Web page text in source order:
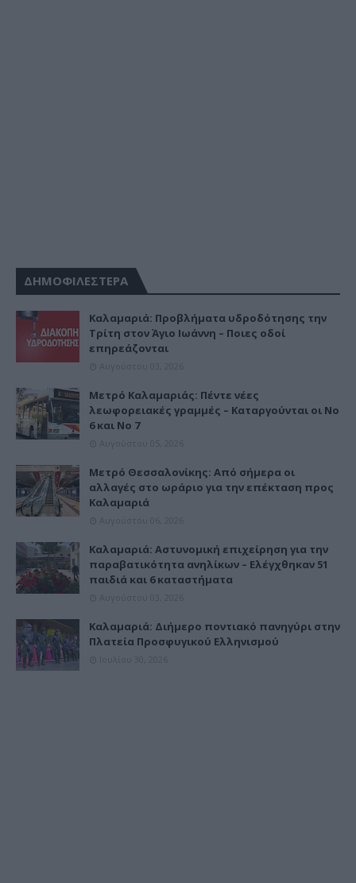
ΔΗΜΟΦΙΛΕΣΤΕΡΑ
Καλαμαριά: Προβλήματα υδροδότησης την
Τρίτη στον Άγιο Ιωάννη – Ποιες οδοί
επηρεάζονται
Μετρό Καλαμαριάς: Πέντε νέες
λεωφορειακές γραμμές – Καταργούνται οι Νο
6 και Νο 7
Μετρό Θεσσαλονίκης: Από σήμερα οι
αλλαγές στο ωράριο για την επέκταση προς
Καλαμαριά
Καλαμαριά: Αστυνομική επιχείρηση για την
παραβατικότητα ανηλίκων – Ελέγχθηκαν 51
παιδιά και 6 καταστήματα
Καλαμαριά: Διήμερο ποντιακό πανηγύρι στην
Πλατεία Προσφυγικού Ελληνισμού